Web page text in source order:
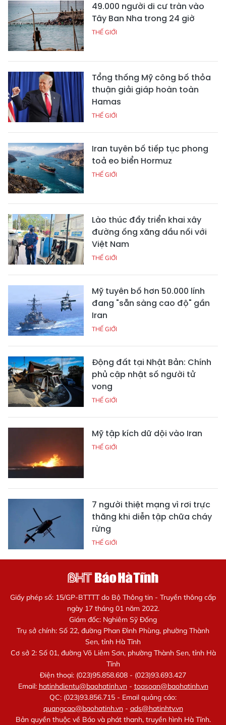
49.000 người di cư tràn vào
Tây Ban Nha trong 24 giờ
THẾ GIỚI
Tổng thống Mỹ công bố thỏa
thuận giải giáp hoàn toàn
Hamas
THẾ GIỚI
Iran tuyên bố tiếp tục phong
toả eo biển Hormuz
THẾ GIỚI
Lào thúc đẩy triển khai xây
đường ống xăng dầu nối với
Việt Nam
THẾ GIỚI
Mỹ tuyên bố hơn 50.000 lính
đang "sẵn sàng cao độ" gần
Iran
THẾ GIỚI
Động đất tại Nhật Bản: Chính
phủ cập nhật số người tử
vong
THẾ GIỚI
Mỹ tập kích dữ dội vào Iran
THẾ GIỚI
7 người thiệt mạng vì rơi trực
thăng khi diễn tập chữa cháy
rừng
THẾ GIỚI
Giấy phép số: 15/GP-BTTTT do Bộ Thông tin - Truyền thông cấp
ngày 17 tháng 01 năm 2022.
Giám đốc: Nghiêm Sỹ Đống
Trụ sở chính: Số 22, đường Phan Đình Phùng, phường Thành
Sen, tỉnh Hà Tĩnh
Cơ sở 2: Số 01, đường Võ Liêm Sơn, phường Thành Sen, tỉnh Hà
Tĩnh
Điện thoại: (023)95.858.608 - (023)93.693.427
Email: hatinhdientu@baohatinh.vn- toasoan@baohatinh.vn
QC: (023)93.856.715 - Email quảng cáo:
quangcao@baohatinh.vn- ads@hatinhtv.vn
Bản quyền thuộc về Báo và phát thanh, truyền hình Hà Tĩnh.